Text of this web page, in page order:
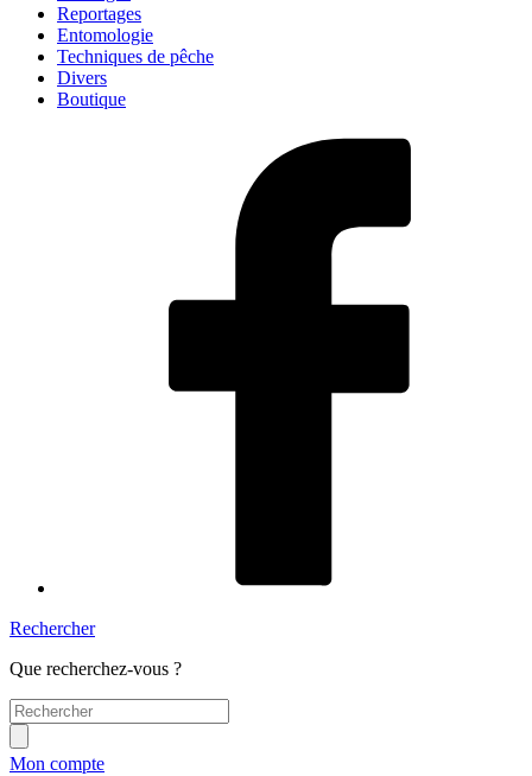
Reportages
Entomologie
Techniques de pêche
Divers
Boutique
Rechercher
Que recherchez-vous ?
Mon compte